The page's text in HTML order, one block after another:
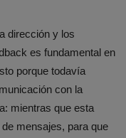
dirección y los
es fundamental en
porque todavía
con la
mientras que esta
mensajes, para que